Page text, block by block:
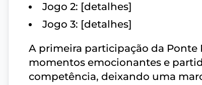
Jogo 2: [detalhes]
Jogo 3: [detalhes]
A primeira participação da Ponte
momentos emocionantes e
competência, deixando uma